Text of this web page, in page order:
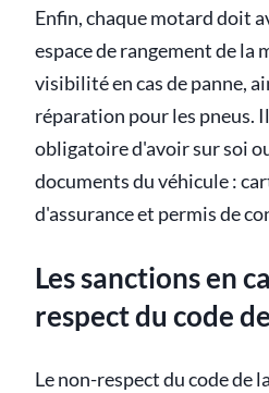
Enfin, chaque motard doit
espace de rangement de la
visibilité en cas de panne,
réparation pour les pneus.
obligatoire d'avoir sur soi
documents du véhicule :
d'assurance et permis de
Les sanctions en
respect du code
Le non-respect du code de